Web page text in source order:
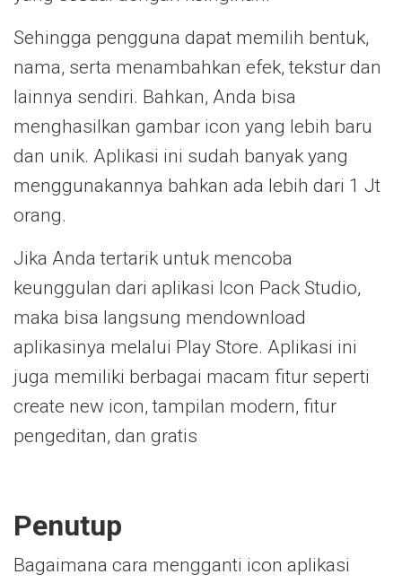
Sehingga pengguna dapat memilih bentuk,
nama, serta menambahkan efek, tekstur dan
lainnya sendiri. Bahkan, Anda bisa
menghasilkan gambar icon yang lebih baru
dan unik. Aplikasi ini sudah banyak yang
menggunakannya bahkan ada lebih dari 1 Jt
orang.
Jika Anda tertarik untuk mencoba
keunggulan dari aplikasi Icon Pack Studio,
maka bisa langsung mendownload
aplikasinya melalui Play Store. Aplikasi ini
juga memiliki berbagai macam fitur seperti
create new icon, tampilan modern, fitur
pengeditan, dan gratis
Penutup
Bagaimana cara mengganti icon aplikasi